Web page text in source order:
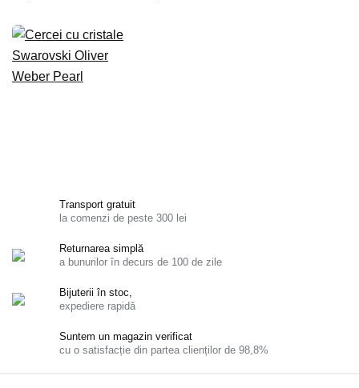
Transport gratuit
la comenzi de peste 300 lei
Returnarea simplă
a bunurilor în decurs de 100 de zile
Bijuterii în stoc,
expediere rapidă
Suntem un magazin verificat
cu o satisfacție din partea clienților de 98,8%